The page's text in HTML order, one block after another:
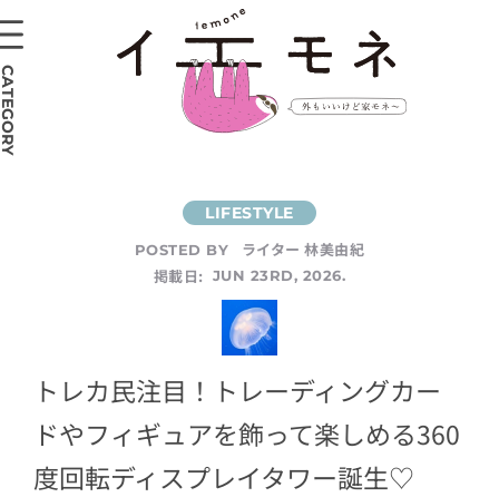
POSTED BY
ライター 林美由紀
掲載日:
JUN 23RD, 2026.
トレカ民注目！トレーディングカー
ドやフィギュアを飾って楽しめる360
度回転ディスプレイタワー誕生♡